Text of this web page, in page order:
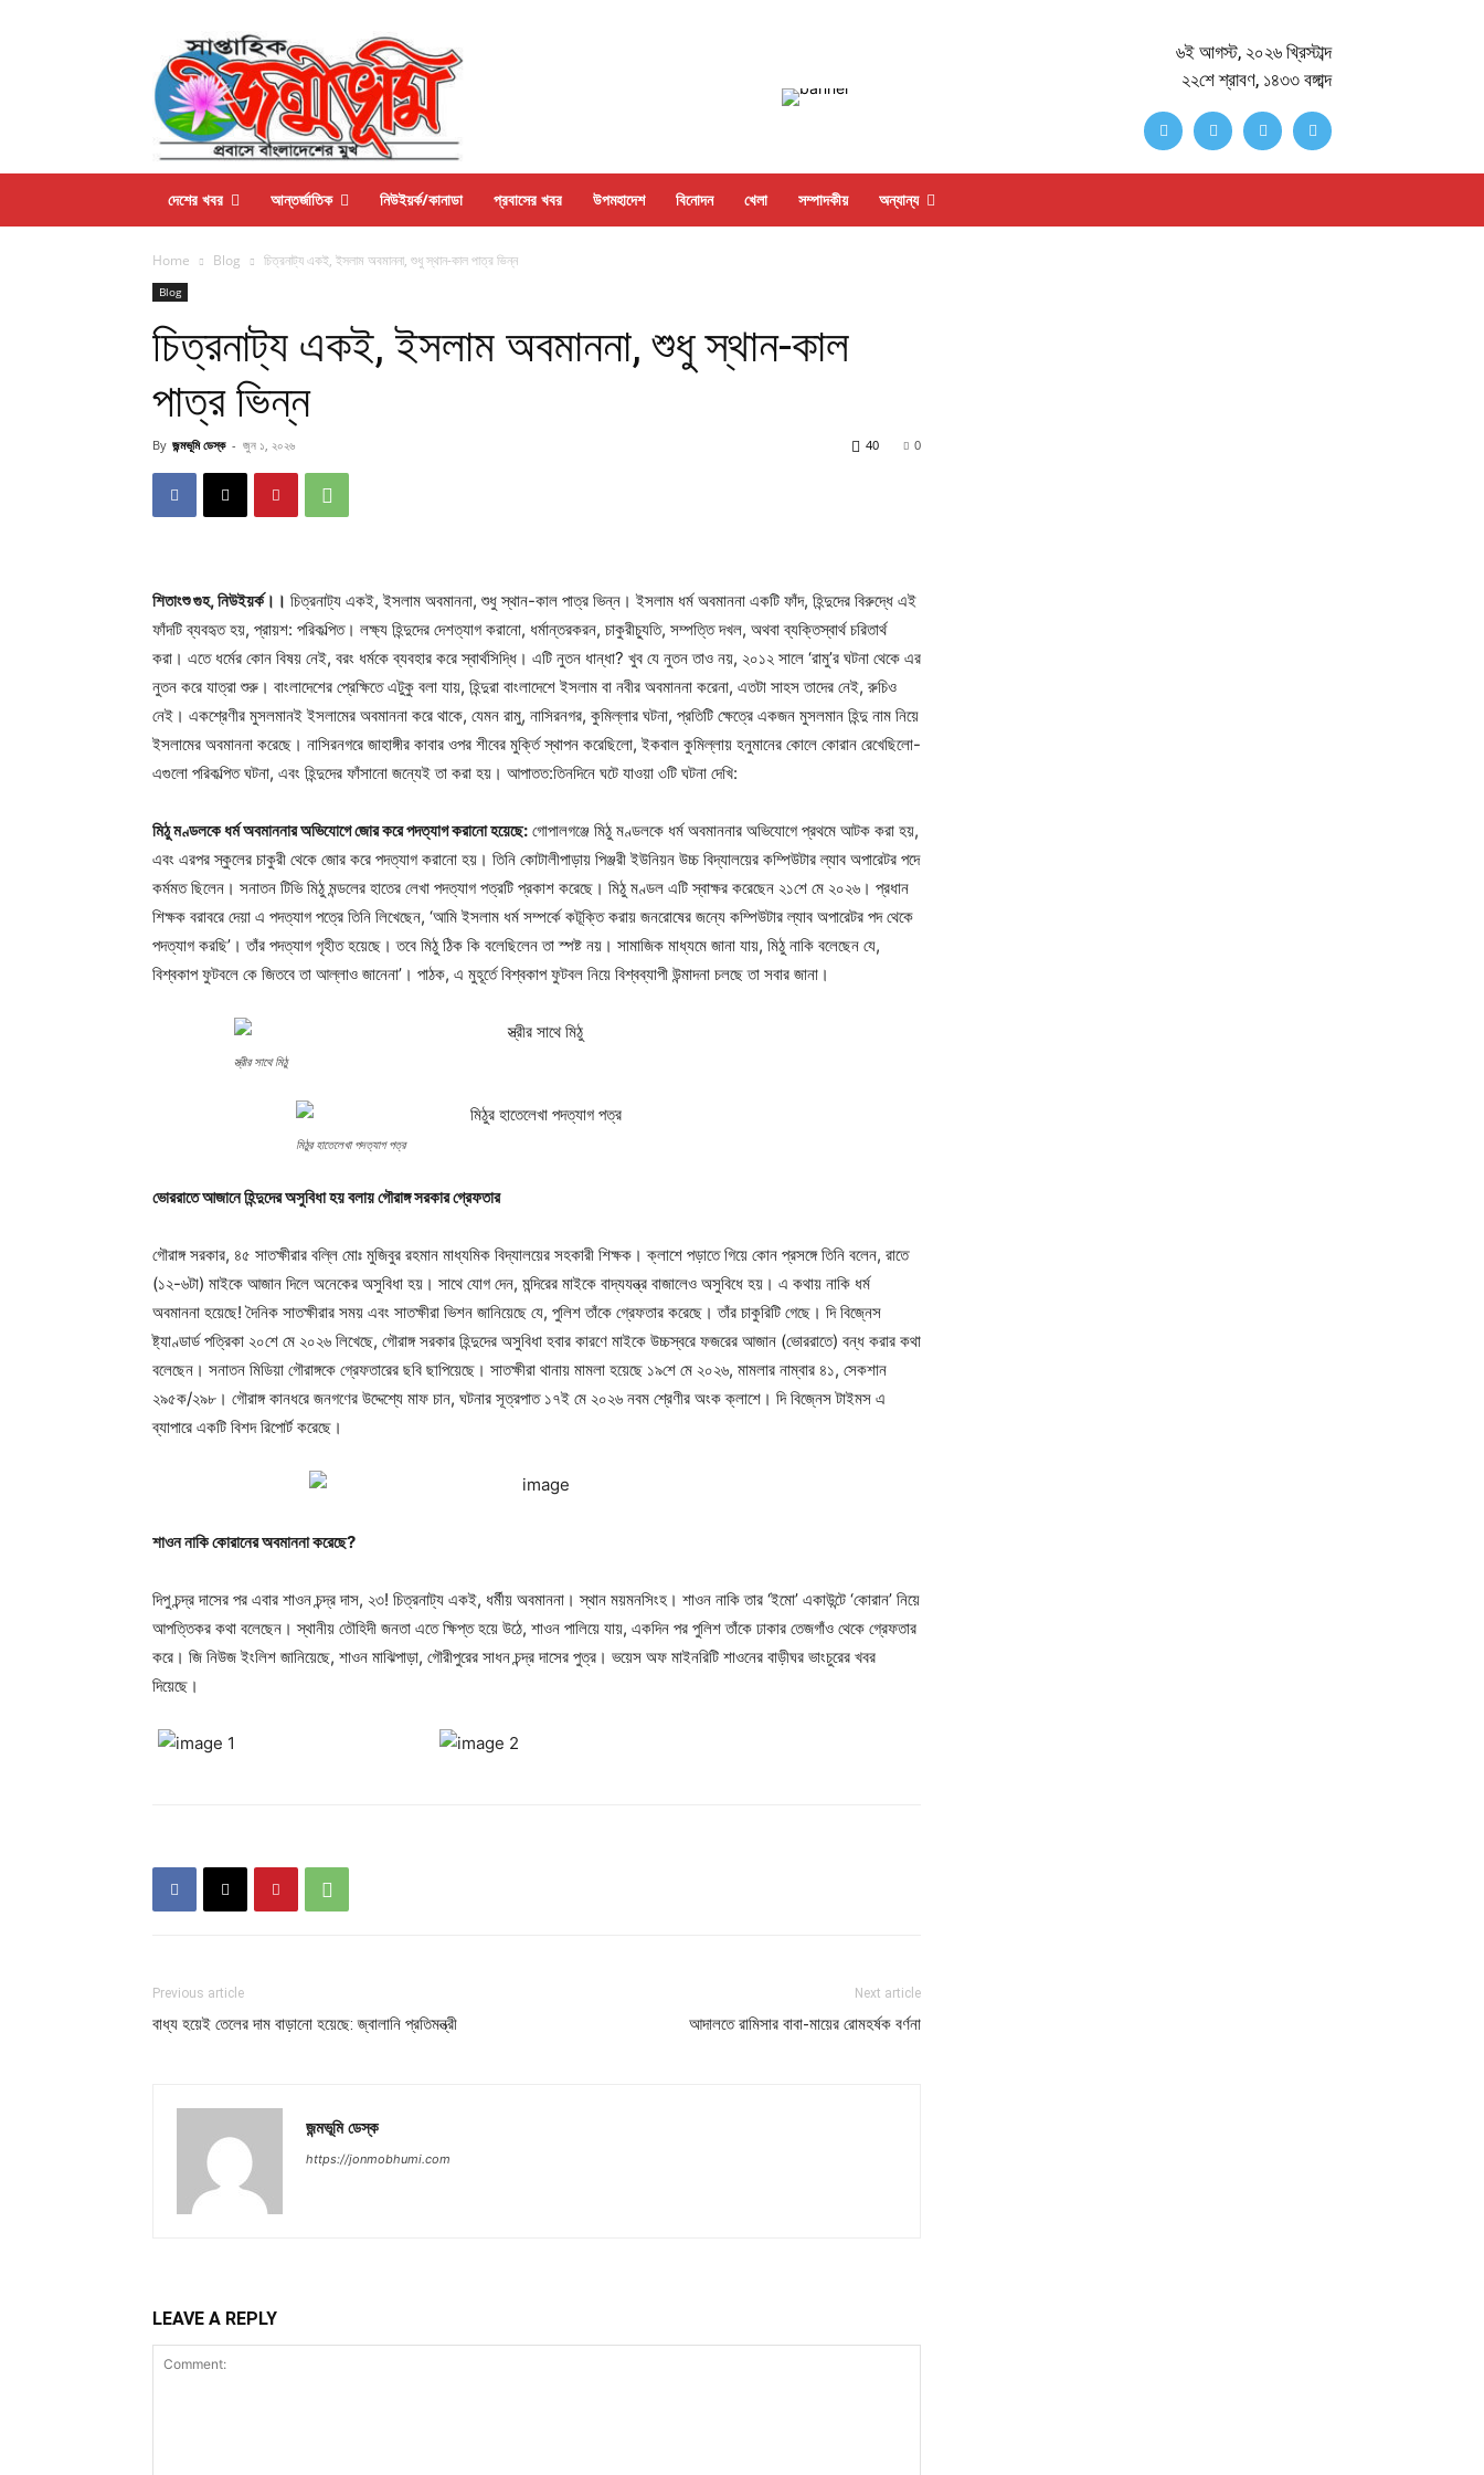
৬ই আগস্ট, ২০২৬ খ্রিস্টাব্দ
২২শে শ্রাবণ, ১৪৩৩ বঙ্গাব্দ
দেশের খবর আন্তর্জাতিক নিউইয়র্ক/কানাডা প্রবাসের খবর উপমহাদেশ বিনোদন খেলা সম্পাদকীয় অন্যান্য
Home Blog চিত্রনাট্য একই, ইসলাম অবমাননা, শুধু স্থান-কাল পাত্র ভিন্ন
Blog
চিত্রনাট্য একই, ইসলাম অবমাননা, শুধু স্থান-কাল
পাত্র ভিন্ন
By জন্মভূমি ডেস্ক - জুন ১, ২০২৬ 0
40
শিতাংশু গুহ, নিউইয়র্ক।। চিত্রনাট্য একই, ইসলাম অবমাননা, শুধু স্থান-কাল পাত্র ভিন্ন। ইসলাম ধর্ম অবমাননা একটি ফাঁদ, হিন্দুদের বিরুদ্ধে এই
ফাঁদটি ব্যবহৃত হয়, প্রায়শ: পরিকল্পিত। লক্ষ্য হিন্দুদের দেশত্যাগ করানো, ধর্মান্তরকরন, চাকুরীচ্যুতি, সম্পত্তি দখল, অথবা ব্যক্তিস্বার্থ চরিতার্থ
করা। এতে ধর্মের কোন বিষয় নেই, বরং ধর্মকে ব্যবহার করে স্বার্থসিদ্ধি। এটি নুতন ধান্ধা? খুব যে নুতন তাও নয়, ২০১২ সালে ‘রামু’র ঘটনা থেকে এর
নুতন করে যাত্রা শুরু। বাংলাদেশের প্রেক্ষিতে এটুকু বলা যায়, হিন্দুরা বাংলাদেশে ইসলাম বা নবীর অবমাননা করেনা, এতটা সাহস তাদের নেই, রুচিও
নেই। একশ্রেণীর মুসলমানই ইসলামের অবমাননা করে থাকে, যেমন রামু, নাসিরনগর, কুমিল্লার ঘটনা, প্রতিটি ক্ষেত্রে একজন মুসলমান হিন্দু নাম নিয়ে
ইসলামের অবমাননা করেছে। নাসিরনগরে জাহাঙ্গীর কাবার ওপর শীবের মুর্ক্তি স্থাপন করেছিলো, ইকবাল কুমিল্লায় হনুমানের কোলে কোরান রেখেছিলো-
এগুলো পরিকল্পিত ঘটনা, এবং হিন্দুদের ফাঁসানো জন্যেই তা করা হয়। আপাতত:তিনদিনে ঘটে যাওয়া ৩টি ঘটনা দেখি:
মিঠু মণ্ডলকে ধর্ম অবমাননার অভিযোগে জোর করে পদত্যাগ করানো হয়েছে: গোপালগঞ্জে মিঠু মণ্ডলকে ধর্ম অবমাননার অভিযোগে প্রথমে আটক করা হয়,
এবং এরপর স্কুলের চাকুরী থেকে জোর করে পদত্যাগ করানো হয়। তিনি কোটালীপাড়ায় পিঞ্জরী ইউনিয়ন উচ্চ বিদ্যালয়ের কম্পিউটার ল্যাব অপারেটর পদে
কর্মমত ছিলেন। সনাতন টিভি মিঠু মন্ডলের হাতের লেখা পদত্যাগ পত্রটি প্রকাশ করেছে। মিঠু মণ্ডল এটি স্বাক্ষর করেছেন ২১শে মে ২০২৬। প্রধান
শিক্ষক বরাবরে দেয়া এ পদত্যাগ পত্রে তিনি লিখেছেন, ‘আমি ইসলাম ধর্ম সম্পর্কে কটূক্তি করায় জনরোষের জন্যে কম্পিউটার ল্যাব অপারেটর পদ থেকে
পদত্যাগ করছি’। তাঁর পদত্যাগ গৃহীত হয়েছে। তবে মিঠু ঠিক কি বলেছিলেন তা স্পষ্ট নয়। সামাজিক মাধ্যমে জানা যায়, মিঠু নাকি বলেছেন যে,
বিশ্বকাপ ফুটবলে কে জিতবে তা আল্লাও জানেনা’। পাঠক, এ মুহূর্তে বিশ্বকাপ ফুটবল নিয়ে বিশ্বব্যাপী উন্মাদনা চলছে তা সবার জানা।
স্ত্রীর সাথে মিঠু
মিঠুর হাতেলেখা পদত্যাগ পত্র
ভোররাতে আজানে হিন্দুদের অসুবিধা হয় বলায় গৌরাঙ্গ সরকার গ্রেফতার
গৌরাঙ্গ সরকার, ৪৫ সাতক্ষীরার বল্লি মোঃ মুজিবুর রহমান মাধ্যমিক বিদ্যালয়ের সহকারী শিক্ষক। ক্লাশে পড়াতে গিয়ে কোন প্রসঙ্গে তিনি বলেন, রাতে
(১২-৬টা) মাইকে আজান দিলে অনেকের অসুবিধা হয়। সাথে যোগ দেন, মন্দিরের মাইকে বাদ্যযন্ত্র বাজালেও অসুবিধে হয়। এ কথায় নাকি ধর্ম
অবমাননা হয়েছে! দৈনিক সাতক্ষীরার সময় এবং সাতক্ষীরা ভিশন জানিয়েছে যে, পুলিশ তাঁকে গ্রেফতার করেছে। তাঁর চাকুরিটি গেছে। দি বিজ্নেস
ষ্ট্যাণ্ডার্ড পত্রিকা ২০শে মে ২০২৬ লিখেছে, গৌরাঙ্গ সরকার হিন্দুদের অসুবিধা হবার কারণে মাইকে উচ্চস্বরে ফজরের আজান (ভোররাতে) বন্ধ করার কথা
বলেছেন। সনাতন মিডিয়া গৌরাঙ্গকে গ্রেফতারের ছবি ছাপিয়েছে। সাতক্ষীরা থানায় মামলা হয়েছে ১৯শে মে ২০২৬, মামলার নাম্বার ৪১, সেকশান
২৯৫ক/২৯৮। গৌরাঙ্গ কানধরে জনগণের উদ্দেশ্যে মাফ চান, ঘটনার সূত্রপাত ১৭ই মে ২০২৬ নবম শ্রেণীর অংক ক্লাশে। দি বিজ্নেস টাইমস এ
ব্যাপারে একটি বিশদ রিপোর্ট করেছে।
শাওন নাকি কোরানের অবমাননা করেছে?
দিপু চন্দ্র দাসের পর এবার শাওন চন্দ্র দাস, ২৩! চিত্রনাট্য একই, ধর্মীয় অবমাননা। স্থান ময়মনসিংহ। শাওন নাকি তার ‘ইমো’ একাউন্টে ‘কোরান’ নিয়ে
আপত্তিকর কথা বলেছেন। স্থানীয় তৌহিদী জনতা এতে ক্ষিপ্ত হয়ে উঠে, শাওন পালিয়ে যায়, একদিন পর পুলিশ তাঁকে ঢাকার তেজগাঁও থেকে গ্রেফতার
করে। জি নিউজ ইংলিশ জানিয়েছে, শাওন মাঝিপাড়া, গৌরীপুরের সাধন চন্দ্র দাসের পুত্র। ভয়েস অফ মাইনরিটি শাওনের বাড়ীঘর ভাংচুরের খবর
দিয়েছে।
Previous article
বাধ্য হয়েই তেলের দাম বাড়ানো হয়েছে: জ্বালানি প্রতিমন্ত্রী
Next article
আদালতে রামিসার বাবা-মায়ের রোমহর্ষক বর্ণনা
জন্মভূমি ডেস্ক
https://jonmobhumi.com
LEAVE A REPLY